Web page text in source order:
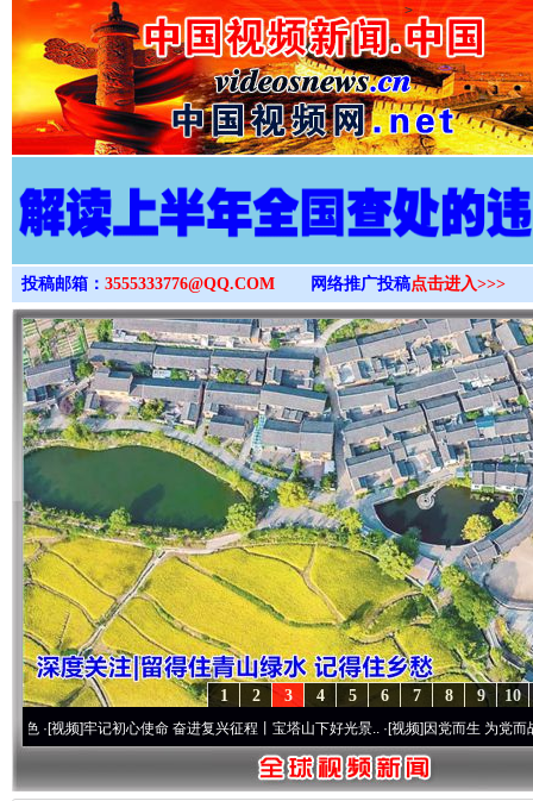
>
投稿邮箱： 3555333776@QQ.COM 网络推广投稿点击进入>>>
10
9
8
7
6
5
4
3
2
1
牢记初心使命 奋进复兴征程丨宝塔山下好光景..·[视频]因党而生 为党而战——百年